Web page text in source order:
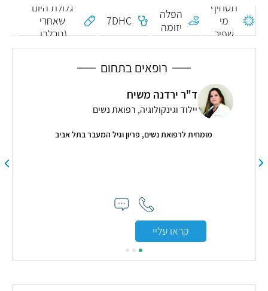
תסחיף
מי
שפיר
הפלה
יזומה
7DHC
גלולת היום
שאחרי
(נורלבו,
לבונורגסטרל)
רופאים בתחום
ד"ר ירדנה משיח
יילוד וגינקולוגיה, רפואת נשים
מומחית לרפואת נשים, פריון וגיל המעבר בתל אביב
קראו עליי